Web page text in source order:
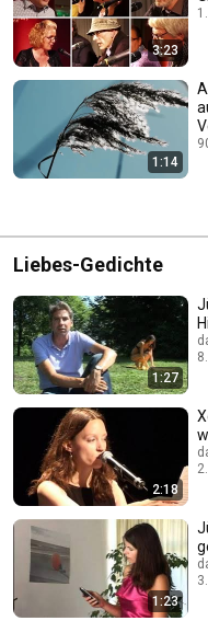
3:23
1:14
Liebes-Gedichte
1:27
2:18
1:23